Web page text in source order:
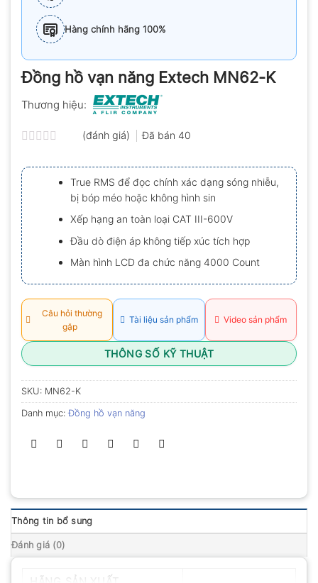
Hàng chính hãng 100%
Đồng hồ vạn năng Extech MN62-K
Thương hiệu:
xếp
hạng
0.0
5
sao
(đánh giá) Đã bán 40
True RMS để đọc chính xác dạng sóng nhiễu,
bị bóp méo hoặc không hình sin
Xếp hạng an toàn loại CAT III-600V
Đầu dò điện áp không tiếp xúc tích hợp
Màn hình LCD đa chức năng 4000 Count
Câu hỏi thường
gặp
Tài liệu sản phẩm Video sản phẩm
THÔNG SỐ KỸ THUẬT
SKU: MN62-K
Danh mục:Đồng hồ vạn năng
Thông tin bổ sung
Đánh giá (0)